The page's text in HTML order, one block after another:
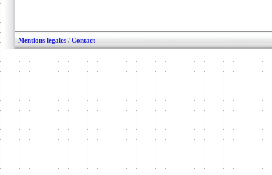
Mentions légales / Contact